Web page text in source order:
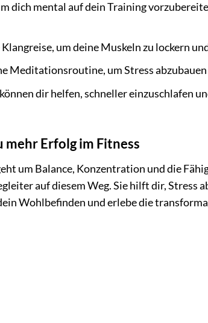
dich mental auf dein Training
um deine Muskeln zu lockern
Meditationsroutine, um Stress
dir helfen, schneller einzuschlafen
mehr Erfolg im Fitness
um Balance, Konzentration und die
auf diesem Weg. Sie hilft dir, Stress
Wohlbefinden und erlebe die